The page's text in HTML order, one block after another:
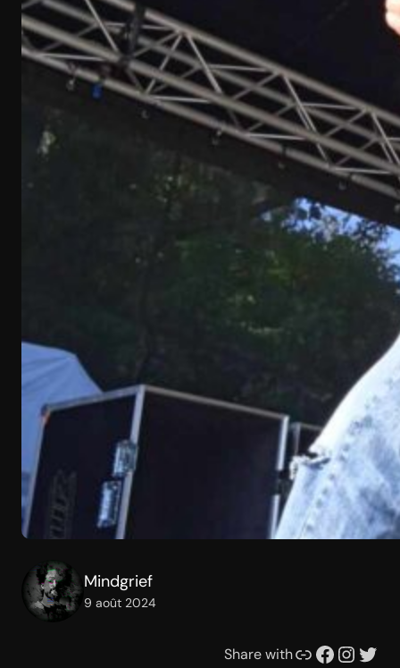
Mindgrief
9 août 2024
Share withLien Facebook Instagram Twitter